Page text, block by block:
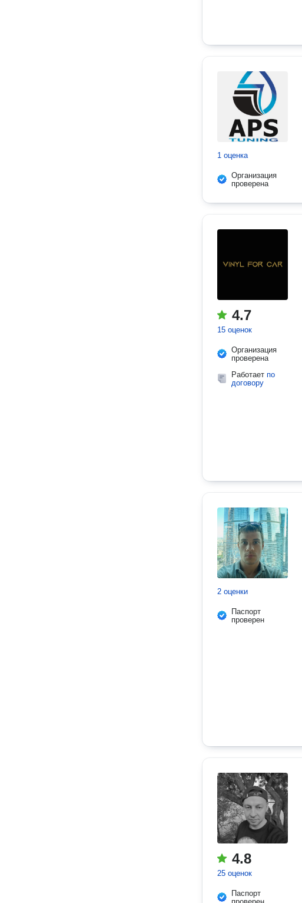
1 оценка
Организация
проверена
4.7
15 оценок
Организация
проверена
Работает по
договору
2 оценки
Паспорт
проверен
4.8
25 оценок
Паспорт